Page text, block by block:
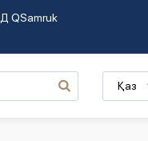
QSamruk
Қаз